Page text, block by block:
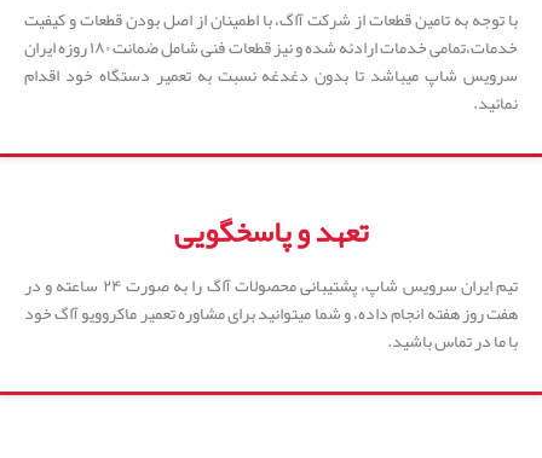
با توجه به تامین قطعات از شرکت آاگ، با اطمینان از اصل بودن قطعات و کیفیت
خدمات،تمامی خدمات ارادئه شده و نیز قطعات فنی شامل ضمانت ۱۸۰ روزه ایران
سرویس شاپ میباشد تا بدون دغدغه نسبت به تعمیر دستگاه خود اقدام
نمائید.
تعهد و پاسخگویی
تیم ایران سرویس شاپ، پشتیبانی محصولات آاگ را به صورت ۲۴ ساعته و در
هفت روز هفته انجام داده، و شما میتوانید برای مشاوره تعمیر ماکروویو آاگ خود
با ما در تماس باشید.